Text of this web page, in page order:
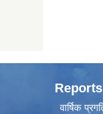
Reports
वार्षिक